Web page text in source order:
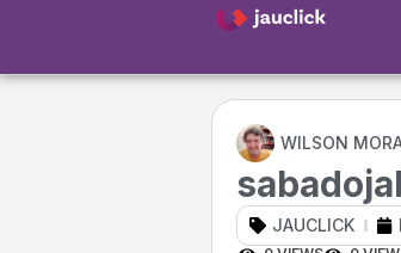
WILSON
JAUCLICK